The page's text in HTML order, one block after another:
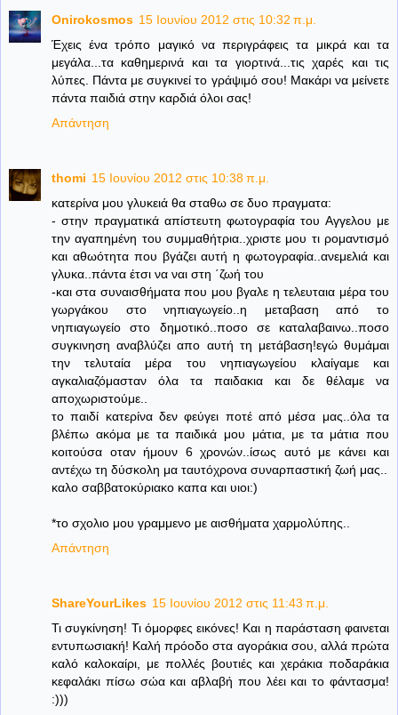
Onirokosmos 15 Ιουνίου 2012 στις 10:32 π.μ.
Έχεις ένα τρόπο μαγικό να περιγράφεις τα μικρά και τα
μεγάλα...τα καθημερινά και τα γιορτινά...τις χαρές και τις
λύπες. Πάντα με συγκινεί το γράψιμό σου! Μακάρι να μείνετε
πάντα παιδιά στην καρδιά όλοι σας!
Απάντηση
thomi 15 Ιουνίου 2012 στις 10:38 π.μ.
κατερίνα μου γλυκειά θα σταθω σε δυο πραγματα:
- στην πραγματικά απίστευτη φωτογραφία του Αγγελου με
την αγαπημένη του συμμαθήτρια..χριστε μου τι ρομαντισμό
και αθωότητα που βγάζει αυτή η φωτογραφία..ανεμελιά και
γλυκα..πάντα έτσι να ναι στη ΄ζωή του
-και στα συναισθήματα που μου βγαλε η τελευταια μέρα του
γωργάκου στο νηπιαγωγείο..η μεταβαση από το
νηπιαγωγείο στο δημοτικό..ποσο σε καταλαβαινω..ποσο
συγκινηση αναβλύζει απο αυτή τη μετάβαση!εγώ θυμάμαι
την τελυταία μέρα του νηπιαγωγείου κλαίγαμε και
αγκαλιαζόμασταν όλα τα παιδακια και δε θέλαμε να
αποχωριστούμε..
το παιδί κατερίνα δεν φεύγει ποτέ από μέσα μας..όλα τα
βλέπω ακόμα με τα παιδικά μου μάτια, με τα μάτια που
κοιτούσα οταν ήμουν 6 χρονών..ίσως αυτό με κάνει και
αντέχω τη δύσκολη μα ταυτόχρονα συναρπαστική ζωή μας..
καλο σαββατοκύριακο καπα και υιοι:)
*το σχολιο μου γραμμενο με αισθήματα χαρμολύπης..
Απάντηση
ShareYourLikes 15 Ιουνίου 2012 στις 11:43 π.μ.
Τι συγκίνηση! Τι όμορφες εικόνες! Και η παράσταση φαινεται
εντυπωσιακή! Καλή πρόοδο στα αγοράκια σου, αλλά πρώτα
καλό καλοκαίρι, με πολλές βουτιές και χεράκια ποδαράκια
κεφαλάκι πίσω σώα και αβλαβή που λέει και το φάντασμα!
:)))